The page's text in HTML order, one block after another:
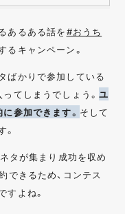
あるある話を#おうち
るキャンペーン。
ばかりで参加している
てしまうでしょう。ユ
参加できます。 そして
タが集まり成功を収め
できるため、コンテス
すよね。